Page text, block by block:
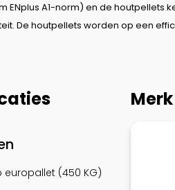
ENplus A1-norm) en de houtpellets
De houtpellets worden op een
europallet (450 KG)
Merk